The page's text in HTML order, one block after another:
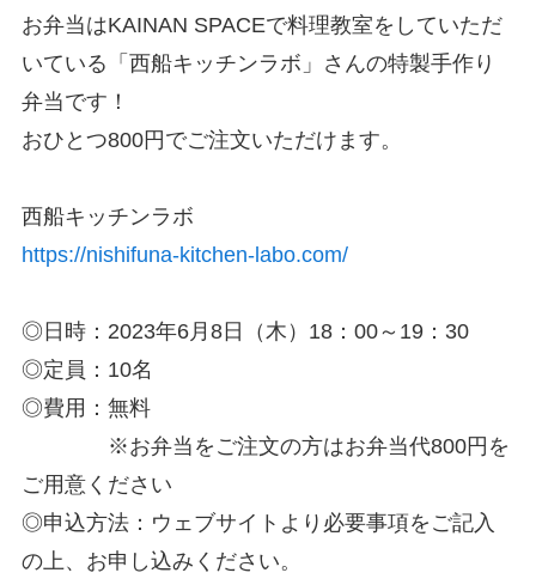
お弁当はKAINAN SPACEで料理教室をしていただ
いている「西船キッチンラボ」さんの特製手作り
弁当です！
おひとつ800円でご注文いただけます。
西船キッチンラボ
https://nishifuna-kitchen-labo.com/
◎日時：2023年6月8日（木）18：00～19：30
◎定員：10名
◎費用：無料
※お弁当をご注文の方はお弁当代800円を
ご用意ください
◎申込方法：ウェブサイトより必要事項をご記入
の上、お申し込みください。